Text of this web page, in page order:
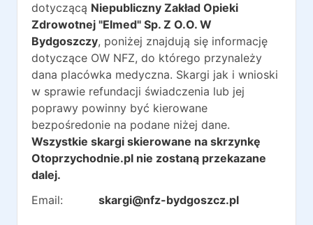
dotyczącą Niepubliczny Zakład Opieki
Zdrowotnej "Elmed" Sp. Z O.O. W
Bydgoszczy, poniżej znajdują się informację
dotyczące OW NFZ, do którego przynależy
dana placówka medyczna. Skargi jak i wnioski
w sprawie refundacji świadczenia lub jej
poprawy powinny być kierowane
bezpośredonie na podane niżej dane.
Wszystkie skargi skierowane na skrzynkę
Otoprzychodnie.pl nie zostaną przekazane
dalej.
Email:
skargi@nfz-bydgoszcz.pl